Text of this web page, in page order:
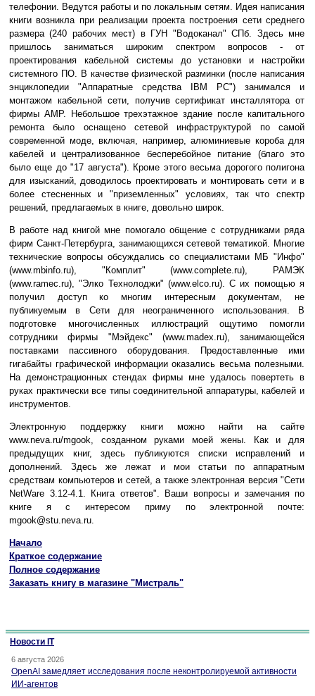
телефонии. Ведутся работы и по локальным сетям. Идея написания
книги возникла при реализации проекта построения сети среднего
размера (240 рабочих мест) в ГУН "Водоканал" СПб. Здесь мне
пришлось заниматься широким спектром вопросов - от
проектирования кабельной системы до установки и настройки
системного ПО. В качестве физической разминки (после написания
энциклопедии "Аппаратные средства IBM PC") занимался и
монтажом кабельной сети, получив сертификат инсталлятора от
фирмы AMP. Небольшое трехэтажное здание после капитального
ремонта было оснащено сетевой инфраструктурой по самой
современной моде, включая, например, алюминиевые короба для
кабелей и централизованное бесперебойное питание (благо это
было еще до "17 августа"). Кроме этого весьма дорогого полигона
для изысканий, доводилось проектировать и монтировать сети и в
более стесненных и "приземленных" условиях, так что спектр
решений, предлагаемых в книге, довольно широк.
В работе над книгой мне помогало общение с сотрудниками ряда
фирм Санкт-Петербурга, занимающихся сетевой тематикой. Многие
технические вопросы обсуждались со специалистами МБ "Инфо"
(www.mbinfo.ru), "Комплит" (www.complete.ru), РАМЭК
(www.ramec.ru), "Элко Технолоджи" (www.elco.ru). С их помощью я
получил доступ ко многим интересным документам, не
публикуемым в Сети для неограниченного использования. В
подготовке многочисленных иллюстраций ощутимо помогли
сотрудники фирмы "Мэйдекс" (www.madex.ru), занимающейся
поставками пассивного оборудования. Предоставленные ими
гигабайты графической информации оказались весьма полезными.
На демонстрационных стендах фирмы мне удалось повертеть в
руках практически все типы соединительной аппаратуры, кабелей и
инструментов.
Электронную поддержку книги можно найти на сайте
www.neva.ru/mgook, созданном руками моей жены. Как и для
предыдущих книг, здесь публикуются списки исправлений и
дополнений. Здесь же лежат и мои статьи по аппаратным
средствам компьютеров и сетей, а также электронная версия "Сети
NetWare 3.12-4.1. Книга ответов". Ваши вопросы и замечания по
книге я с интересом приму по электронной почте:
mgook@stu.neva.ru.
Начало
Краткое содержание
Полное содержание
Заказать книгу в магазине "Мистраль"
Новости IT
6 августа 2026
OpenAI замедляет исследования после неконтролируемой активности
ИИ-агентов